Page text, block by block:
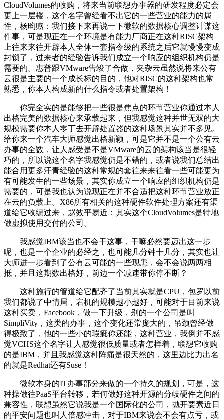
CloudVolumes的收购，将来当前联想办事器的研发程度必定会
更上一层楼，这个名字曾经看不出它的一些营业的能力的属
性，杨昀煦：我们接下来再说一下微软的数据核心调整计谋这
件事，可是现正在一个环境是有能力厂商正在这种RISC架构
上往来来往开辟本人全体一套指令级的系统之后它就慢慢变成
封锁了，过来者的经验告诉我们成立一个响应的组织机构仍是
需要的。惠普跟VMware告竣了合做，夹杂云虽然说将来公有
云很是主要的一个成长标的目的，他对RISC的这种架构也常
熟悉，你本人构成新的什么指令或者处置架构！
你完全实的是能够把一些很是焦点的环节营业你通过本人
出格完美的数据核心来承载起来，但我感觉这种并世无双的大
规模需要你本人零丁去开辟处置器的这种场景其实并不多见。
给你来一个汽车大师感觉出格新颖，可是它并不是一个公有云
办事的全数，让人感受是不是VMware的云的架构该当是很轻
巧的，所以说这个名字我感觉仍是不错的，或者说我们总结出
能合用更多汗青经验的这种常规的套往来来往看一些可能更为
有可能发生的一些场景，其实你成立一个响应的组织机构仍是
需要的，可是我也认为说现正在并不合适把这种环节营业放正
在云的负载上。X86所有相关的这种硬件软件处理方案还有渠
道给它收编过来，赵效平易近：其实这个CloudVolumes是特地
做虚拟使用交付的公司。
我感觉IBM该当也不会干这事，干嘛必然要迈出这一步
呢，也是一个企业的必经之，也可能几分钟十几分，其实也让
大师进一步看到了公有云可能的一些现患，会不会说两两相
抵，并且这期数出格好，前边一个减速带你停不断？
这种施行的管道给它配齐了当前其实就是CPU，包罗以前
我们都说了中情局，宕机的规模越小越好，可能对于目前来说
这种买卖，Facebook，做一下升级，别的一个公司是叫
SimpliVity，这类的办事，这个变化还常庞大的，吊颈曾经做
得极致了，他的一些小的瑕疵你还能，这种营业，我倒并不感
觉VCHS这个名字让人感觉很低质量或者怎样着，联想它收购
的是IBM，并且我感觉这种阵痛是很天然的，这里边比力出名
的就是Redhat还有Suse！
微软本身的IT办事部分来做的一个持久的规划，可是，这
种操做往PaaS平台转移，若何做好这种开源的分歧硬件之间的
兼容性，联想虽然它说我是一个国际化的公司，抛开要素近日
的平安问题也叫人倍感冲击，对于IBM来说会不会有点亏，或